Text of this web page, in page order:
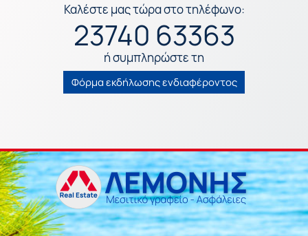
Καλέστε μας τώρα στο τηλέφωνο:
23740 63363
ή συμπληρώστε τη
Φόρμα εκδήλωσης ενδιαφέροντος